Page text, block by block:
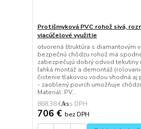
Protišmyková PVC rohož sivá,
viacúčelové využitie
otvorená štruktúra s diamantovým
bezpečnú chôdzu rohož má
zabezpečujú dobrý odvod tekutiny
ľahká montáž a demontáž
čistenie tlakovou vodou vhodná aj
- zaoblený povrch umožňuje
Materiál: PV...
868,38 €/ks
706 € bez DPH